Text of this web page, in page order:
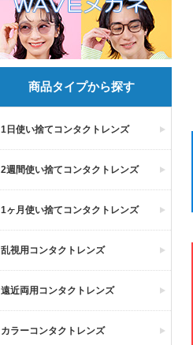
商品タイプから探す
1日使い捨てコンタクトレンズ
2週間使い捨てコンタクトレンズ
1ヶ月使い捨てコンタクトレンズ
乱視用コンタクトレンズ
遠近両用コンタクトレンズ
カラーコンタクトレンズ